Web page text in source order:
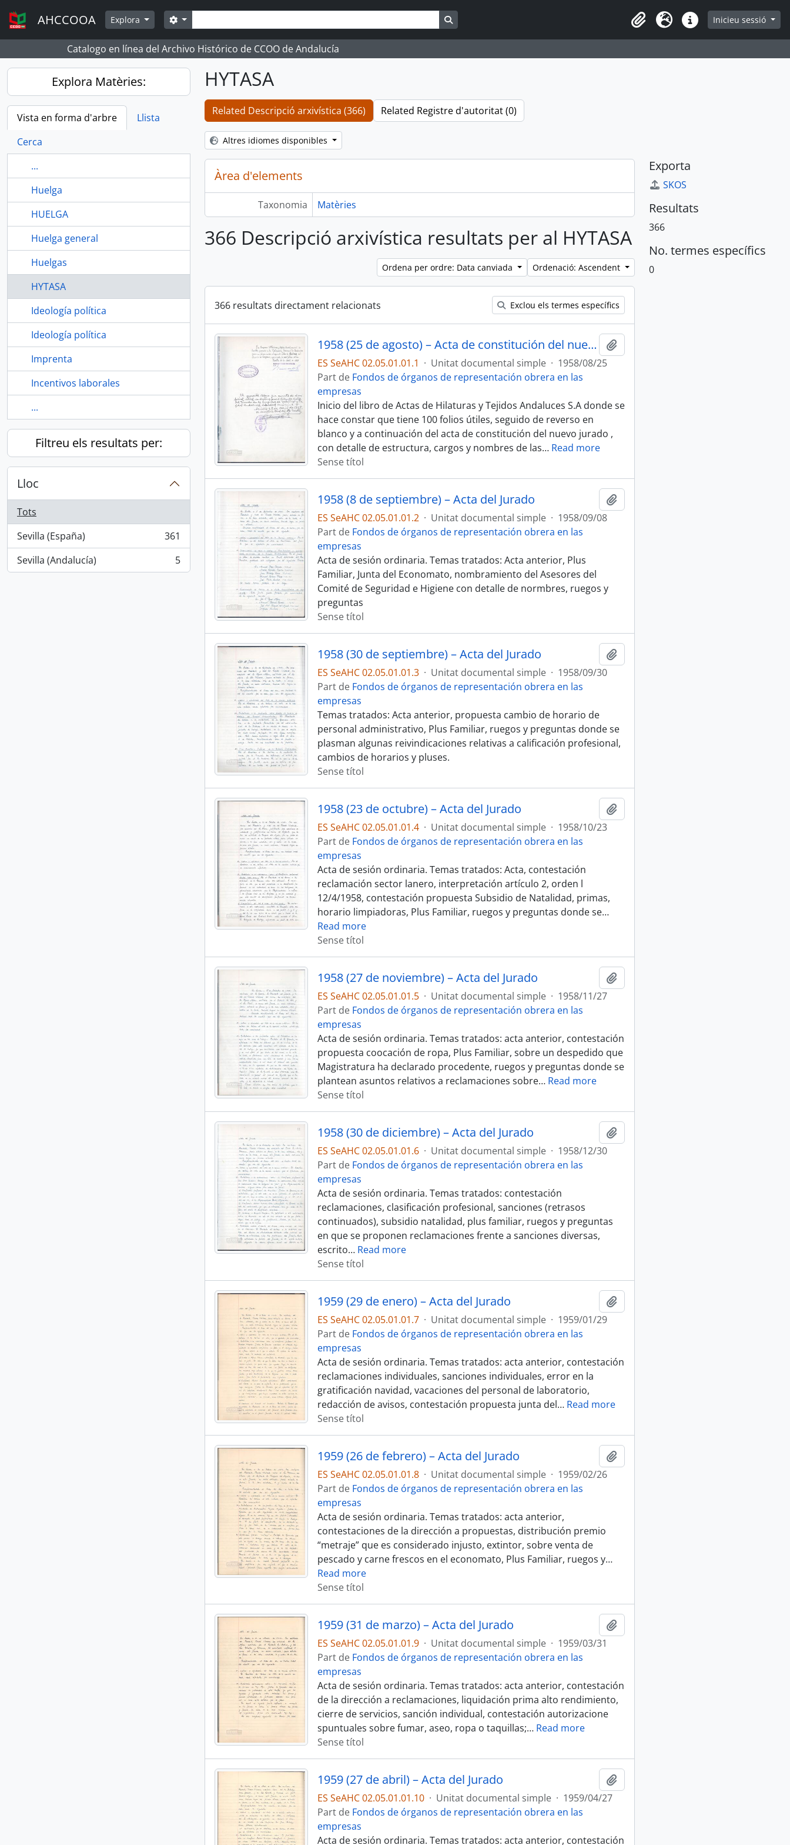
Skip to main content
AHCCOOA Explora CercaSearch options Search in browse page
Clipboard
Idioma DreceresInicieu sessió
Catalogo en línea del Archivo Histórico de CCOO de Andalucía
Explora Matèries:
Vista en forma d'arbre
Llista
Cerca
...
Huelga
HUELGA
Huelga general
Huelgas
HYTASA
Ideología política
Ideología política
Imprenta
Incentivos laborales
...
Filtreu els resultats per:
Lloc
Tots
Sevilla (España)
, 361 results
361
Sevilla (Andalucía)
, 5 results 5
HYTASA
Related Descripció arxivística (366) Related Registre d'autoritat (0)
Altres idiomes disponibles
Àrea d'elements
Taxonomia Matèries
366 Descripció arxivística resultats per al HYTASA
Ordena per ordre: Data canviada Ordenació: Ascendent
366 resultats directament relacionats Exclou els termes específics
1958 (25 de agosto) – Acta de constitución del nuevo Jurado
ES SeAHC 02.05.01.01.1 · Unitat documental simple · 1958/08/25
Part de Fondos de órganos de representación obrera en las
empresas
Inicio del libro de Actas de Hilaturas y Tejidos Andaluces S.A donde se
hace constar que tiene 100 folios útiles, seguido de reverso en
blanco y a continuación del acta de constitución del nuevo jurado ,
con detalle de estructura, cargos y nombres de las… Read more
Sense títol
1958 (8 de septiembre) – Acta del Jurado
ES SeAHC 02.05.01.01.2 · Unitat documental simple · 1958/09/08
Part de Fondos de órganos de representación obrera en las
empresas
Acta de sesión ordinaria. Temas tratados: Acta anterior, Plus
Familiar, Junta del Economato, nombramiento del Asesores del
Comité de Seguridad e Higiene con detalle de normbres, ruegos y
preguntas
Sense títol
1958 (30 de septiembre) – Acta del Jurado
ES SeAHC 02.05.01.01.3 · Unitat documental simple · 1958/09/30
Part de Fondos de órganos de representación obrera en las
empresas
Temas tratados: Acta anterior, propuesta cambio de horario de
personal administrativo, Plus Familiar, ruegos y preguntas donde se
plasman algunas reivindicaciones relativas a calificación profesional,
cambios de horarios y pluses.
Sense títol
1958 (23 de octubre) – Acta del Jurado
ES SeAHC 02.05.01.01.4 · Unitat documental simple · 1958/10/23
Part de Fondos de órganos de representación obrera en las
empresas
Acta de sesión ordinaria. Temas tratados: Acta, contestación
reclamación sector lanero, interpretación artículo 2, orden l
12/4/1958, contestación propuesta Subsidio de Natalidad, primas,
horario limpiadoras, Plus Familiar, ruegos y preguntas donde se…
Read more
Sense títol
1958 (27 de noviembre) – Acta del Jurado
ES SeAHC 02.05.01.01.5 · Unitat documental simple · 1958/11/27
Part de Fondos de órganos de representación obrera en las
empresas
Acta de sesión ordinaria. Temas tratados: acta anterior, contestación
propuesta coocación de ropa, Plus Familiar, sobre un despedido que
Magistratura ha declarado procedente, ruegos y preguntas donde se
plantean asuntos relativos a reclamaciones sobre… Read more
Sense títol
1958 (30 de diciembre) – Acta del Jurado
ES SeAHC 02.05.01.01.6 · Unitat documental simple · 1958/12/30
Part de Fondos de órganos de representación obrera en las
empresas
Acta de sesión ordinaria. Temas tratados: contestación
reclamaciones, clasificación profesional, sanciones (retrasos
continuados), subsidio natalidad, plus familiar, ruegos y preguntas
en que se proponen reclamaciones frente a sanciones diversas,
escrito… Read more
Sense títol
1959 (29 de enero) – Acta del Jurado
ES SeAHC 02.05.01.01.7 · Unitat documental simple · 1959/01/29
Part de Fondos de órganos de representación obrera en las
empresas
Acta de sesión ordinaria. Temas tratados: acta anterior, contestación
reclamaciones individuales, sanciones individuales, error en la
gratificación navidad, vacaciones del personal de laboratorio,
redacción de avisos, contestación propuesta junta del… Read more
Sense títol
1959 (26 de febrero) – Acta del Jurado
ES SeAHC 02.05.01.01.8 · Unitat documental simple · 1959/02/26
Part de Fondos de órganos de representación obrera en las
empresas
Acta de sesión ordinaria. Temas tratados: acta anterior,
contestaciones de la dirección a propuestas, distribución premio
“metraje” que es considerado injusto, extintor, sobre venta de
pescado y carne frescos en el economato, Plus Familiar, ruegos y…
Read more
Sense títol
1959 (31 de marzo) – Acta del Jurado
ES SeAHC 02.05.01.01.9 · Unitat documental simple · 1959/03/31
Part de Fondos de órganos de representación obrera en las
empresas
Acta de sesión ordinaria. Temas tratados: acta anterior, contestación
de la dirección a reclamaciones, liquidación prima alto rendimiento,
cierre de servicios, sanción individual, contestación autorizacione
spuntuales sobre fumar, aseo, ropa o taquillas;… Read more
Sense títol
1959 (27 de abril) – Acta del Jurado
ES SeAHC 02.05.01.01.10 · Unitat documental simple · 1959/04/27
Part de Fondos de órganos de representación obrera en las
empresas
Acta de sesión ordinaria. Temas tratados: acta anterior, contestación
Exporta
SKOS
Resultats
366
No. termes específics
0